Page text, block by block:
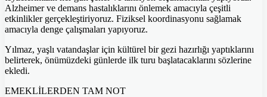
Alzheimer ve demans hastalıklarını önlemek amacıyla çeşitli
etkinlikler gerçekleştiriyoruz. Fiziksel koordinasyonu sağlamak
amacıyla denge çalışmaları yapıyoruz.
Yılmaz, yaşlı vatandaşlar için kültürel bir gezi hazırlığı yaptıklarını
belirterek, önümüzdeki günlerde ilk turu başlatacaklarını sözlerine
ekledi.
EMEKLİLERDEN TAM NOT